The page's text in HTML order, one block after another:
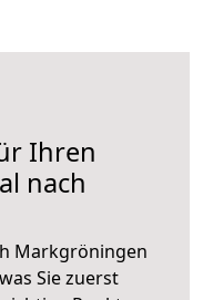
Ihren
nach
Markgröningen
Sie zuerst